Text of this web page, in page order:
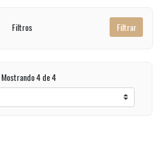
Filtros Filtrar
Mostrando 4 de 4